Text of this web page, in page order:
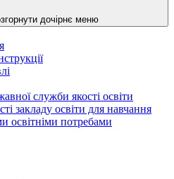
дочірнє меню
служби якості освіти
закладу освіти для навчання
освітніми потребами